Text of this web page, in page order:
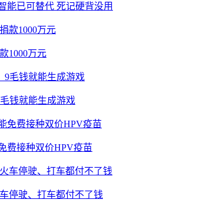
能已可替代 死记硬背没用
1000万元
钱就能生成游戏
费接种双价HPV疫苗
停驶、打车都付不了钱